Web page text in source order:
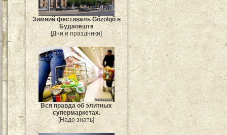
Зимний фестиваль Gőzölgő в
Будапеште
[Дни и праздники]
Вся правда об элитных
супермаркетах.
[Надо знать]